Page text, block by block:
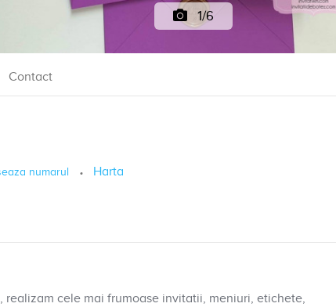
1/6
Contact
numarul Harta
cele mai frumoase invitatii, meniuri, etichete,